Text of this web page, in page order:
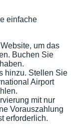
einfache
um das
Buchen Sie
hinzu. Stellen Sie
Airport
mit nur
Vorauszahlung
erforderlich.